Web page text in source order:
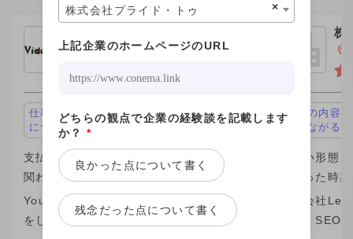
東京都新宿区
仕事の内容が面白い、キャリアアップ
につながる
支払い形態：1制作 ￥10,000
関わった時期：2026年
YouTubeなどを中心に動画編集の業務
をしています。 私自身、この1年間(仕
株
ｈ
仕事の内容
につながる
支払い形態
関わった時
株式会社
では、SEO
×
株式会社プライド・トゥ
上記企業のホームページのURL
どちらの観点で企業の経験談を記載します
か？
*
良かった点について書く
残念だった点について書く